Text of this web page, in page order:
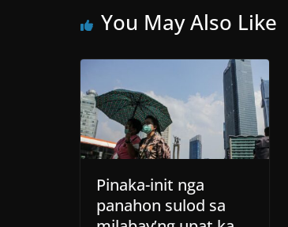
You May Also Like
Pinaka-init nga
panahon sulod sa